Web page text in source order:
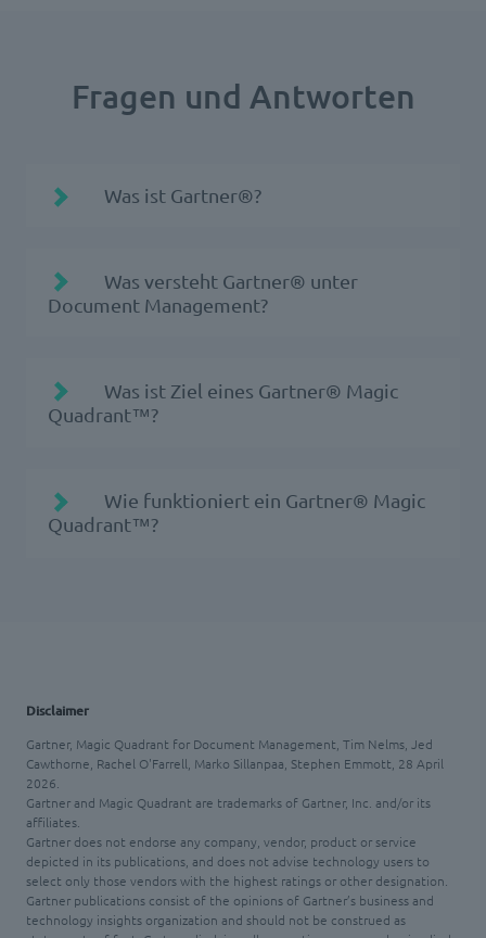
Fragen und Antworten
Was ist Gartner®?
Gartner®Was versteht Gartner® unter
Document Management?
Gartner®
definiert
Dokumentenmanagement als die
Bereitstellung von Dokumenten und
Informationen genutzt werden, um
für Organisationen darstellt, die deren
Potenzial mittels KI ausschöpfen und
gleichzeitig die Risiken einer mangelhaften
Informationsgovernance minimieren müssen
Was ist Ziel eines Gartner® Magic
Quadrant™?
komplexen IT-Märkten
Wie funktioniert ein Gartner® Magic
Quadrant™?
dazu
Disclaimer
Gartner, Magic Quadrant for Document Management, Tim Nelms, Jed
Cawthorne, Rachel O'Farrell, Marko Sillanpaa, Stephen Emmott, 28 April
2026.
Gartner and Magic Quadrant are trademarks of Gartner, Inc. and/or its
affiliates.
Gartner does not endorse any company, vendor, product or service
depicted in its publications, and does not advise technology users to
select only those vendors with the highest ratings or other designation.
Gartner publications consist of the opinions of Gartner’s business and
technology insights organization and should not be construed as